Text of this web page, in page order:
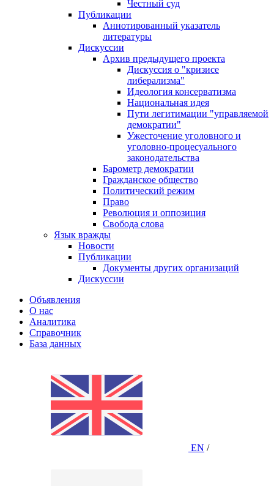
Честный суд
Публикации
Аннотированный указатель
литературы
Дискуссии
Архив предыдущего проекта
Дискуссия о "кризисе
либерализма"
Идеология консерватизма
Национальная идея
Пути легитимации "управляемой
демократии"
Ужесточение уголовного и
уголовно-процесуального
законодательства
Барометр демократии
Гражданское общество
Политический режим
Право
Революция и оппозиция
Свобода слова
Язык вражды
Новости
Публикации
Документы других организаций
Дискуссии
Объявления
О нас
Аналитика
Справочник
База данных
EN /